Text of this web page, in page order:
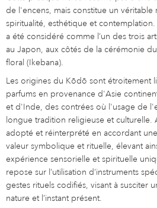
de l'encens, mais constitue un véritable
spiritualité, esthétique et
a été considéré comme l’un des trois
au Japon, aux côtés de la cérémonie
floral (Ikebana).
Les origines du Kōdō sont étroitement
parfums en provenance d'Asie
et d'Inde, des contrées où l'usage de
longue tradition religieuse et culturelle.
adopté et réinterprété en accordant
valeur symbolique et rituelle, élevant
expérience sensorielle et spirituelle
repose sur l’utilisation d’instruments
gestes rituels codifiés, visant à susciter
nature et l’instant présent.